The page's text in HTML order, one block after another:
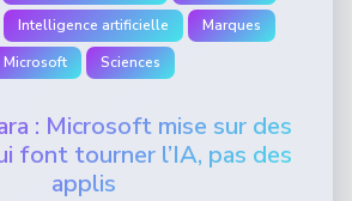
Intelligence artificielle
Marques
Microsoft
Sciences
: Microsoft mise sur des
font tourner l’IA, pas des
applis